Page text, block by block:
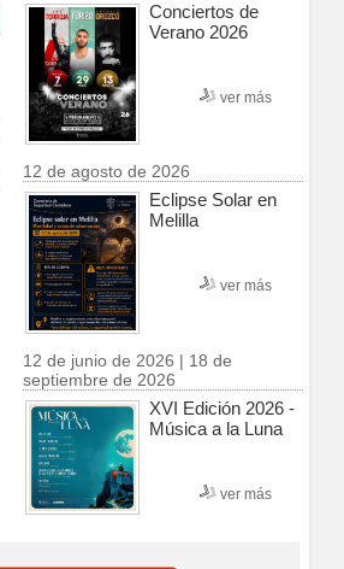
Conciertos de
Verano 2026
ver más
12 de agosto de 2026
Eclipse Solar en
Melilla
ver más
12 de junio de 2026 | 18 de
septiembre de 2026
XVI Edición 2026 -
Música a la Luna
ver más